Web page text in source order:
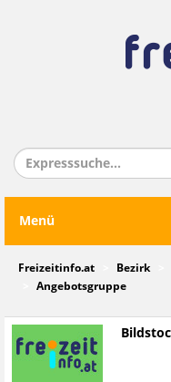
Menü
Freizeitinfo.at Bezirk
Angebotsgruppe